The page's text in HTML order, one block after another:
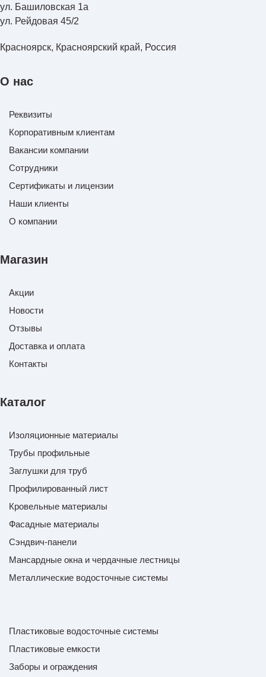
ул. Башиловская 1а
ул. Рейдовая 45/2
Красноярск, Красноярский край, Россия
О нас
Реквизиты
Корпоративным клиентам
Вакансии компании
Сотрудники
Сертификаты и лицензии
Наши клиенты
О компании
Магазин
Акции
Новости
Отзывы
Доставка и оплата
Контакты
Каталог
Изоляционные материалы
Трубы профильные
Заглушки для труб
Профилированный лист
Кровельные материалы
Фасадные материалы
Сэндвич-панели
Мансардные окна и чердачные лестницы
Металлические водосточные системы
Пластиковые водосточные системы
Пластиковые емкости
Заборы и ограждения